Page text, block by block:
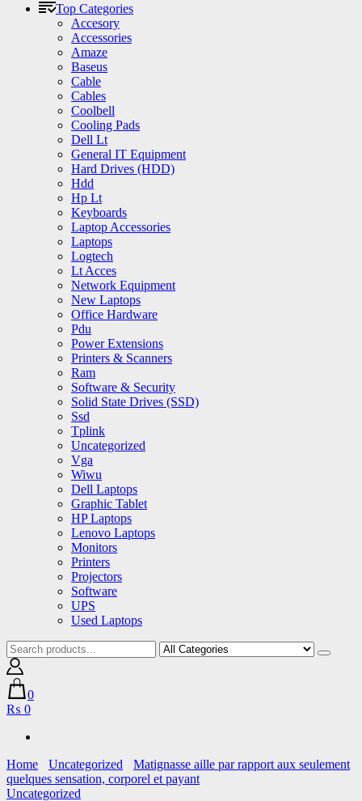
Top Categories
Accesory
Accessories
Amaze
Baseus
Cable
Cables
Coolbell
Cooling Pads
Dell Lt
General IT Equipment
Hard Drives (HDD)
Hdd
Hp Lt
Keyboards
Laptop Accessories
Laptops
Logtech
Lt Acces
Network Equipment
New Laptops
Office Hardware
Pdu
Power Extensions
Printers & Scanners
Ram
Software & Security
Solid State Drives (SSD)
Ssd
Tplink
Uncategorized
Vga
Wiwu
Dell Laptops
Graphic Tablet
HP Laptops
Lenovo Laptops
Monitors
Printers
Projectors
Software
UPS
Used Laptops
0
₨ 0
Home Uncategorized
Matignasse aille par rapport aux seulement
quelques sensation, corporel et payant
Uncategorized